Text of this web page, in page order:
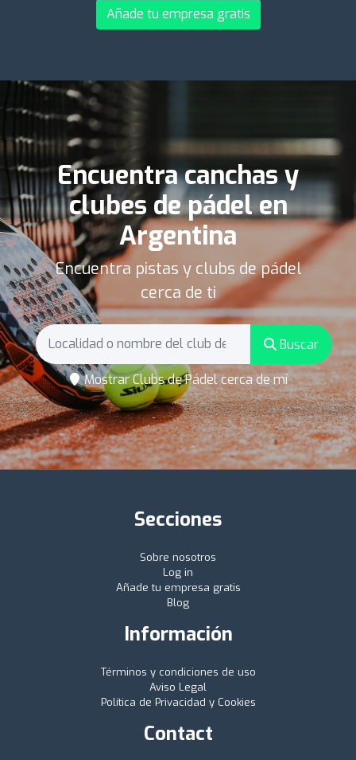
Añade tu empresa gratis
Encuentra canchas y
clubes de pádel en
Argentina
Encuentra pistas y clubs de pádel
cerca de ti
Buscar
Mostrar Clubs de Pádel cerca de mí
Secciones
Sobre nosotros
Log in
Añade tu empresa gratis
Blog
Información
Términos y condiciones de uso
Aviso Legal
Política de Privacidad y Cookies
Contact